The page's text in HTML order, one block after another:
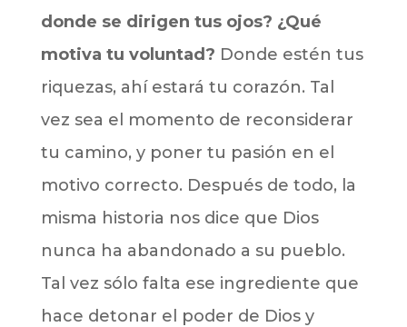
donde se dirigen tus ojos? ¿Qué
motiva tu voluntad? Donde estén tus
riquezas, ahí estará tu corazón. Tal
vez sea el momento de reconsiderar
tu camino, y poner tu pasión en el
motivo correcto. Después de todo, la
misma historia nos dice que Dios
nunca ha abandonado a su pueblo.
Tal vez sólo falta ese ingrediente que
hace detonar el poder de Dios y